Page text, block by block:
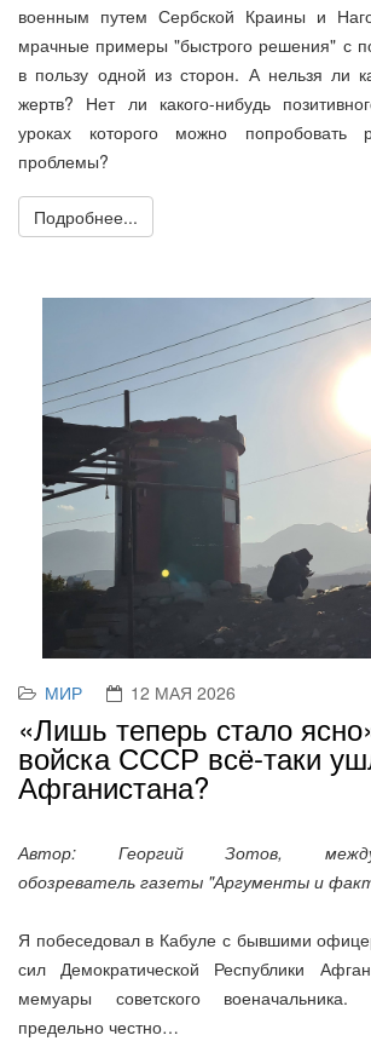
военным путем Сербской Краины и
мрачные примеры "быстрого решения" с
в пользу одной из сторон. А нельзя ли
жертв? Нет ли какого-нибудь
уроках которого можно попробовать
проблемы?
Подробнее...
МИР 12 МАЯ 2026
«Лишь теперь стало
войска СССР всё-таки
Афганистана?
Автор: Георгий Зотов,
обозреватель газеты "Аргументы и
Я побеседовал в Кабуле с бывшими
сил Демократической Республики
мемуары советского военачальника.
предельно честно…